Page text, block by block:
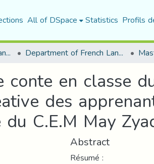
All of DSpace Statistics Profils
Faculty of Letters and Languages Department of French Language and Literature
en classe
des
C.E.M May
Abstract
Résumé :